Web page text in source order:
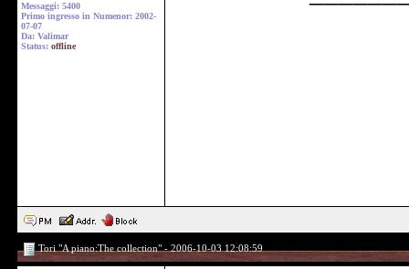
Messaggi: 5400
Primo ingresso in Numenor: 2002-
07-07
Da: Valimar
Status: offline
Tori "A piano:The collection" - 2006-10-03 12:08:59